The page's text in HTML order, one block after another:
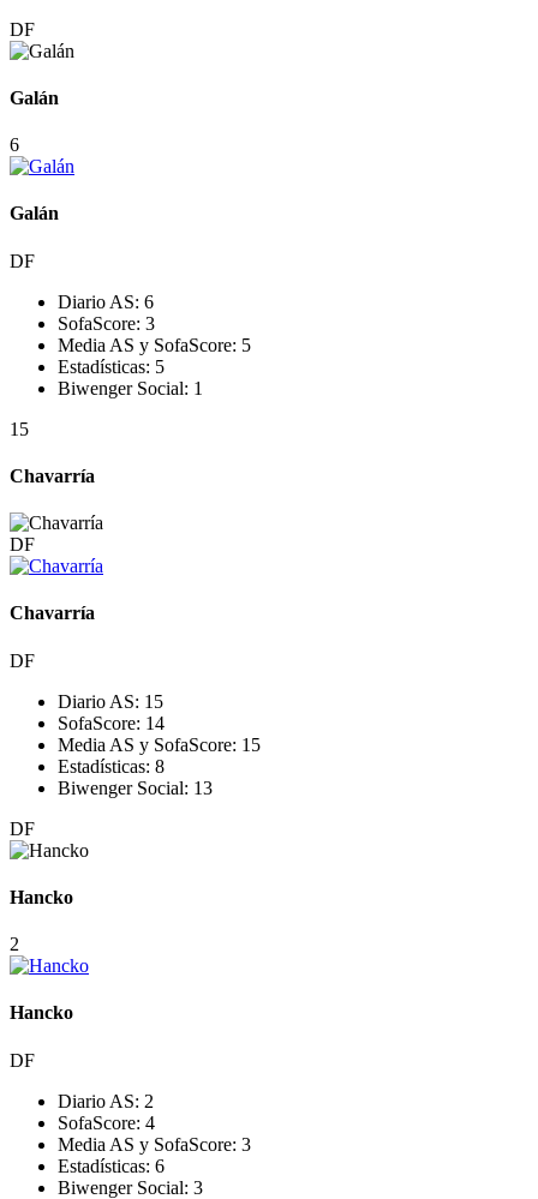
DF
Galán
6
Galán
DF
Diario AS: 6
SofaScore: 3
Media AS y SofaScore: 5
Estadísticas: 5
Biwenger Social: 1
15
Chavarría
DF
Chavarría
DF
Diario AS: 15
SofaScore: 14
Media AS y SofaScore: 15
Estadísticas: 8
Biwenger Social: 13
DF
Hancko
2
Hancko
DF
Diario AS: 2
SofaScore: 4
Media AS y SofaScore: 3
Estadísticas: 6
Biwenger Social: 3